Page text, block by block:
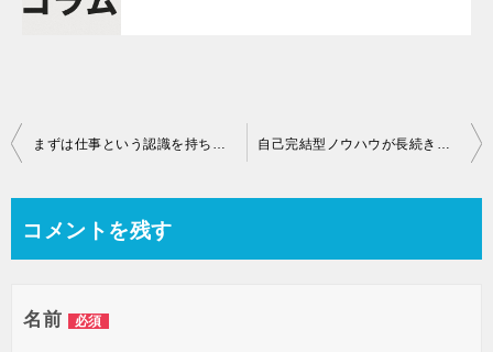
投
ナ
ゲ
まずは仕事という認識を持ちましょう。 自己完結型ノウハウが長続きしない理由
コメントを残す
名前 必須